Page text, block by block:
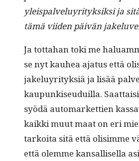
yleis­palveluyri­tyk­sik­si ja
tämä viiden päivän
Ja tot­ta­han toki me
se nyt kauhea aja­tus että
jakeluyri­tyk­siä ja lisää
kaupunkiseuduil­la.
syödä automar­ket­tien
kaik­ki muut maat on eri
tarkoi­ta sitä että olisimme
että olemme kansal­lisel­la